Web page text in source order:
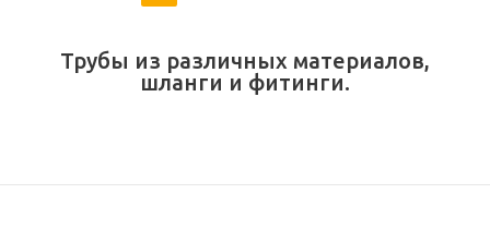
Трубы из различных материалов,
шланги и фитинги.